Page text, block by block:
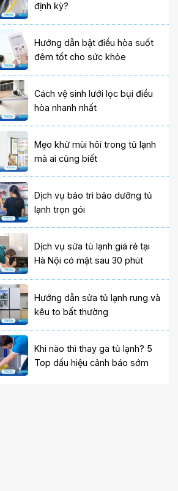
định kỳ?
Hướng dẫn bật điều hòa suốt
đêm tốt cho sức khỏe
Cách vệ sinh lưới lọc bụi điều
hòa nhanh nhất
Mẹo khử mùi hôi trong tủ lạnh
mà ai cũng biết
Dịch vụ bảo trì bảo dưỡng tủ
lạnh trọn gói
Dịch vụ sửa tủ lạnh giá rẻ tại
Hà Nội có mặt sau 30 phút
Hướng dẫn sửa tủ lạnh rung và
kêu to bất thường
Khi nào thì thay ga tủ lạnh? 5
Top dấu hiệu cảnh báo sớm